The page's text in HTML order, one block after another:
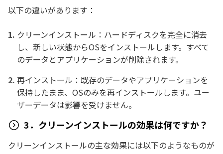
以下の違いがあります：
クリーンインストール：ハードディスクを完全に消去
し、新しい状態からOSをインストールします。すべて
のデータとアプリケーションが削除されます。
再インストール：既存のデータやアプリケーションを
保持したまま、OSのみを再インストールします。ユー
ザーデータは影響を受けません。
3．クリーンインストールの効果は何ですか？
クリーンインストールの主な効果には以下のようなものが